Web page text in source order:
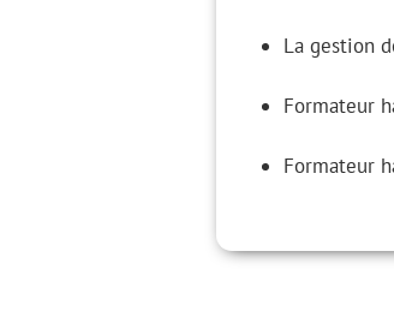
La gestion
Formateur
Formateur